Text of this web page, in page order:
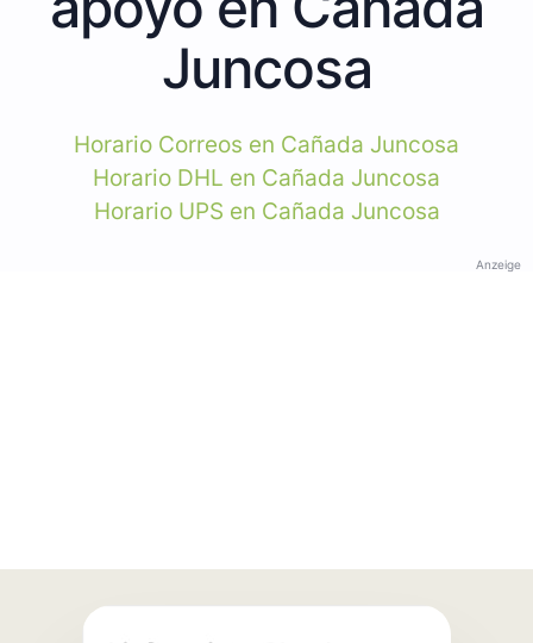
Juncosa
Horario Correos en Cañada Juncosa
Horario DHL en Cañada Juncosa
Horario UPS en Cañada Juncosa
Anzeige